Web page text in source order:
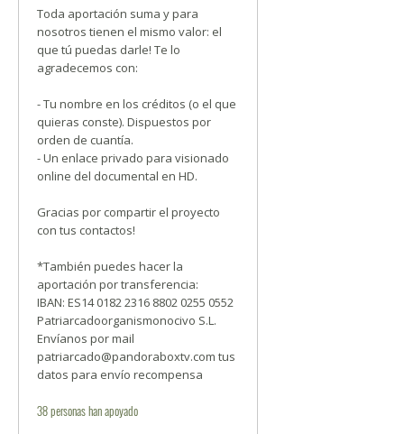
Toda aportación suma y para
nosotros tienen el mismo valor: el
que tú puedas darle! Te lo
agradecemos con:
- Tu nombre en los créditos (o el que
quieras conste). Dispuestos por
orden de cuantía.
- Un enlace privado para visionado
online del documental en HD.
Gracias por compartir el proyecto
con tus contactos!
*También puedes hacer la
aportación por transferencia:
IBAN: ES14 0182 2316 8802 0255 0552
Patriarcadoorganismonocivo S.L.
Envíanos por mail
patriarcado@pandoraboxtv.com tus
datos para envío recompensa
38personashan apoyado